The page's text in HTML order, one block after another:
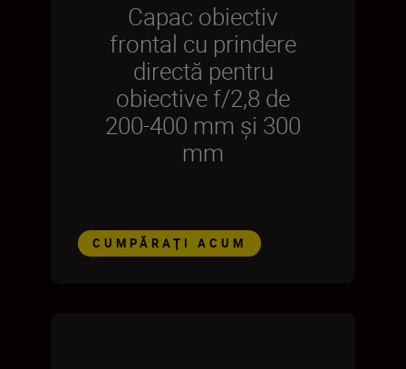
Capac obiectiv
frontal cu prindere
directă pentru
obiective f/2,8 de
200-400 mm și 300
mm
CUMPĂRAŢI ACUM